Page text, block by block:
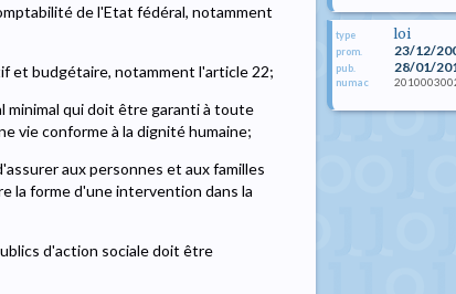
de l'Etat fédéral, notamment
et budgétaire, notamment l'article 22;
qui doit être garanti à toute
vie conforme à la dignité humaine;
aux personnes et aux familles
la forme d'une intervention dans la
d'action sociale doit être
type loi
prom. 23/12/
pub. 28/01/
numac